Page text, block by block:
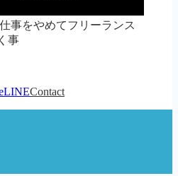
事をやめてフリーランス
事
LINEContact